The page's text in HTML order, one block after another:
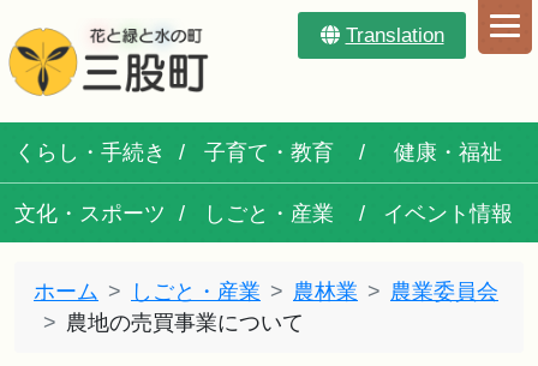
Translation
くらし・手続き 子育て・教育 健康・福祉
文化・スポーツ しごと・産業 イベント情報
ホーム しごと・産業 農林業
農業委員会
農地の売買事業について